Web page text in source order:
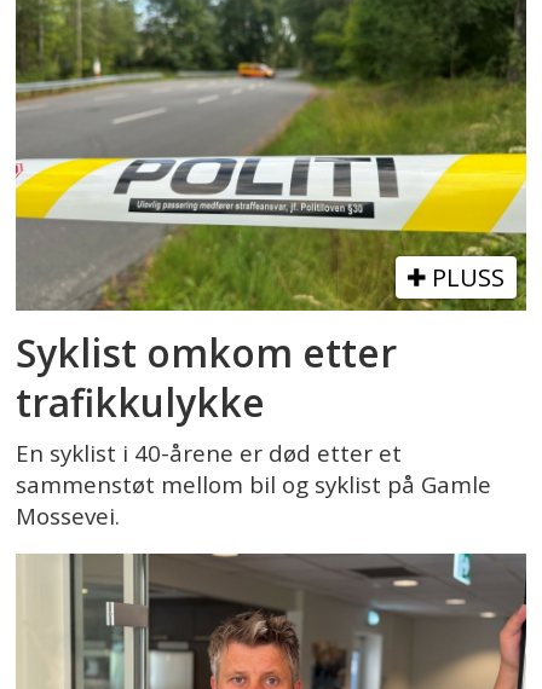
PLUSS
Syklist omkom etter
trafikkulykke
En syklist i 40-årene er død etter et
sammenstøt mellom bil og syklist på Gamle
Mossevei.